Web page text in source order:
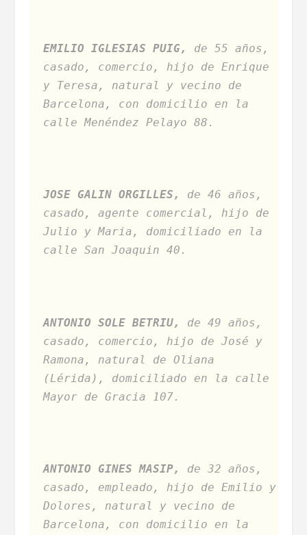
EMILIO IGLESIAS PUIG,
de 55 años,
casado, comercio, hijo de Enrique
y Teresa, natural y vecino de
Barcelona, con domicilio en la
calle Menéndez Pelayo 88.
JOSE GALIN ORGILLES,
de 46 años,
casado, agente comercial, hijo de
Julio y Maria, domiciliado en la
calle San Joaquin 40.
ANTONIO SOLE BETRIU,
de 49 años,
casado, comercio, hijo de José y
Ramona, natural de Oliana
(Lérida), domiciliado en la calle
Mayor de Gracia 107.
ANTONIO GINES MASIP,
de 32 años,
casado, empleado, hijo de Emilio y
Dolores, natural y vecino de
Barcelona, con domicilio en la